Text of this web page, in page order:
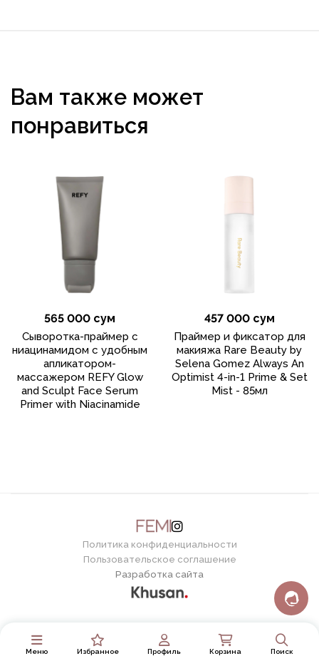
Меню Избранное Профиль Корзина Поиск
Вам также может
понравиться
565 000 сум
Сыворотка-праймер с
ниацинамидом с удобным
апликатором-
массажером REFY Glow
and Sculpt Face Serum
Primer with Niacinamide
457 000 сум
Праймер и фиксатор для
макияжа Rare Beauty by
Selena Gomez Always An
Optimist 4-in-1 Prime & Set
Mist - 85мл
Политика конфиденциальности
Пользовательское соглашение
Разработка сайта